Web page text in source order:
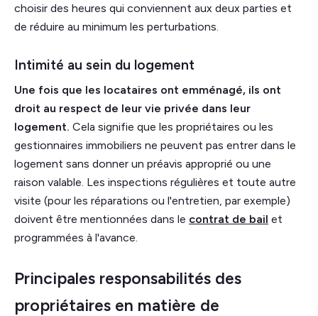
choisir des heures qui conviennent aux deux parties et
de réduire au minimum les perturbations.
Intimité au sein du logement
Une fois que les locataires ont emménagé, ils ont
droit au respect de leur vie privée dans leur
logement. Cela signifie que les propriétaires ou les
gestionnaires immobiliers ne peuvent pas entrer dans le
logement sans donner un préavis approprié ou une
raison valable. Les inspections régulières et toute autre
visite (pour les réparations ou l'entretien, par exemple)
doivent être mentionnées dans le contrat de bail et
programmées à l'avance.
Principales responsabilités des
propriétaires en matière de